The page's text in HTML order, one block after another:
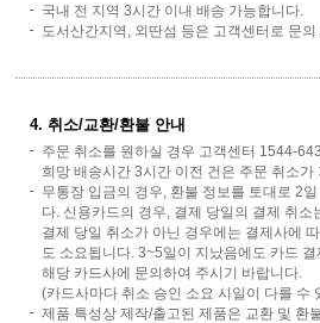
국내 전 지역 3시간 이내 배송 가능합니다.
도서산간지역, 외딴섬 등은 고객센터로 문의
4. 취소/교환/환불 안내
주문 취소를 원하실 경우 고객센터 1544-
희망 배송시간 3시간 이전 건은 주문 취소가
무통장 입금의 경우, 환불 정보를 토대로 2
다. 신용카드의 경우, 결제 당일의 결제 취소
결제 당일 취소가 아닌 경우에는 결제사에
도 소요됩니다. 3~5일이 지났음에도 카드
해당 카드사에 문의하여 주시기 바랍니다.
(카드사마다 취소 승인 소요 시일이 다를 수
제품 특성상 제작/출고된 제품은 교환 및 환